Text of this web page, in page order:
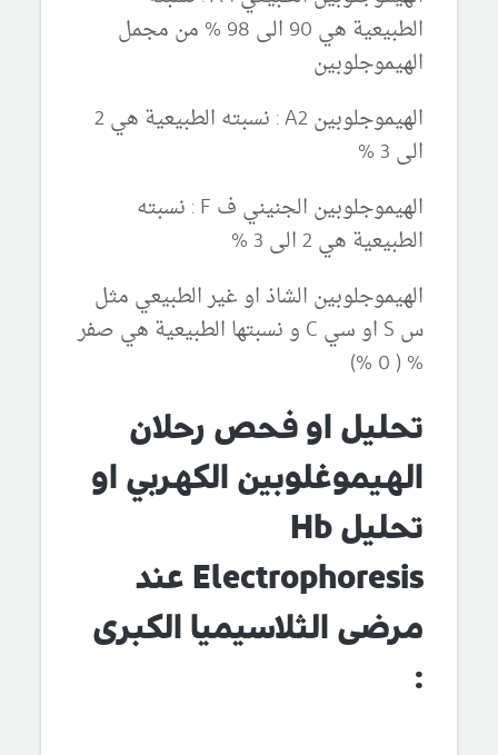
الطبيعية هي 90 الى 98 % من مجمل
الهيموجلوبين
الهيموجلوبين A2 : نسبته الطبيعية هي 2
الى 3 %
الهيموجلوبين الجنيني ف F : نسبته
الطبيعية هي 2 الى 3 %
الهيموجلوبين الشاذ او غير الطبيعي مثل
س S او سي C و نسبتها الطبيعية هي صفر
% ( 0 %)
تحليل او فحص رحلان
الهيموغلوبين الكهربي او
تحليل Hb
Electrophoresis عند
مرضى الثلاسيميا الكبرى
: